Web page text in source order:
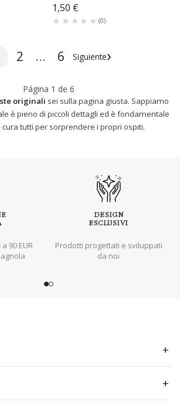
1,50 €
★★★★★
★★★★★ (0)
2 ... 6 Siguiente›
Página 1 de 6
originali sei sulla pagina giusta. Sappiamo
è pieno di piccoli dettagli ed è fondamentale
tutti per sorprendere i propri ospiti.
90 EUR
DESIGN
ESCLUSIVI
Prodotti progettati e sviluppati
da noi